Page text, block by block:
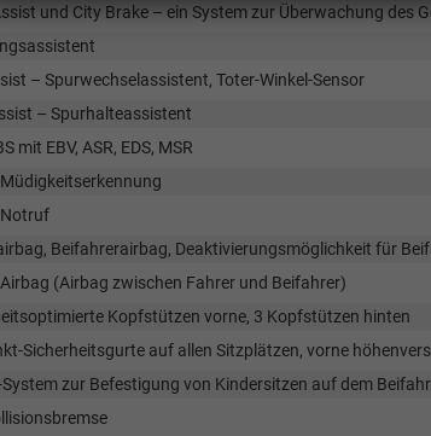
und City Brake – ein System zur Überwachung des
– Spurwechselassistent, Toter-Winkel-Sensor
– Spurhalteassistent
mit EBV, ASR, EDS, MSR
Beifahrerairbag, Deaktivierungsmöglichkeit für
(Airbag zwischen Fahrer und Beifahrer)
Kopfstützen vorne, 3 Kopfstützen hinten
Sicherheitsgurte auf allen Sitzplätzen, vorne
System zur Befestigung von Kindersitzen auf dem